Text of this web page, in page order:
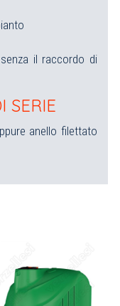
il raccordo di
SERIE
anello filettato